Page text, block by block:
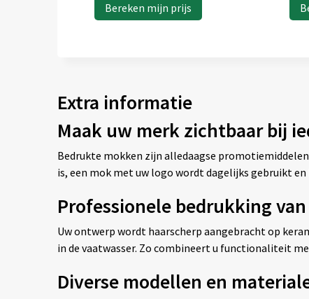
Bereken mijn prijs
Extra informatie
Maak uw merk zichtbaar bij
Bedrukte mokken zijn alledaagse
is, een mok met uw logo wordt dagelijks gebruikt
Professionele bedrukking
Uw ontwerp wordt haarscherp aangebracht op
in de vaatwasser. Zo combineert u functionaliteit
Diverse modellen en